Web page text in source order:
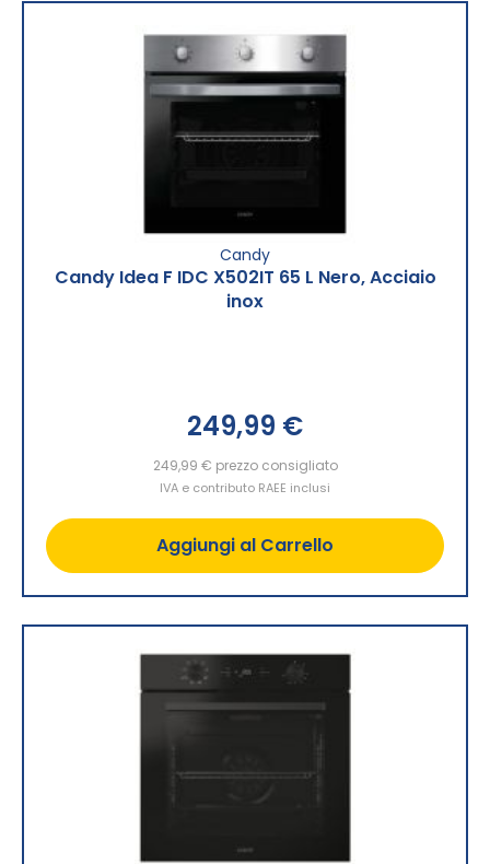
Candy
Candy Idea F IDC X502IT 65 L Nero, Acciaio
inox
249,99 €
249,99 € prezzo consigliato
IVA e contributo RAEE inclusi
Aggiungi al Carrello